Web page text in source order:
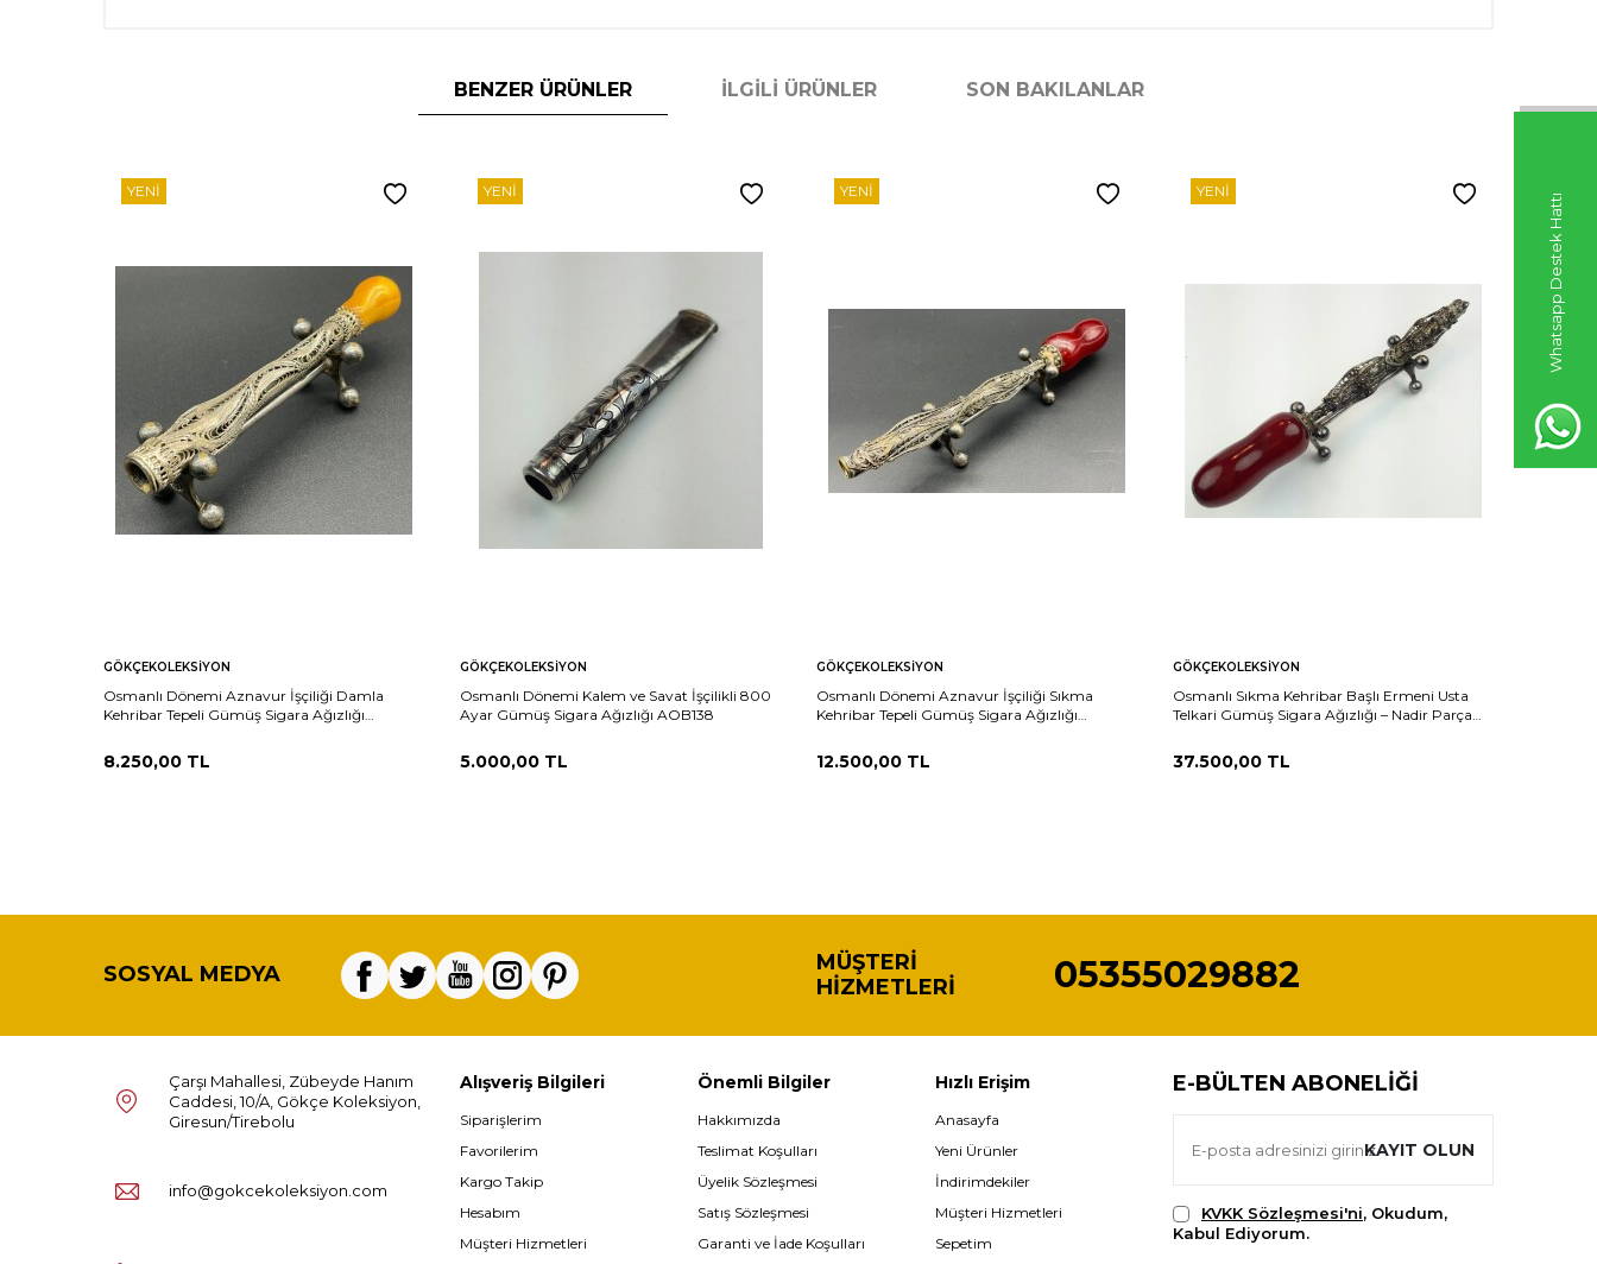
Whatsapp Destek Hattı
BENZER ÜRÜNLER İLGILI ÜRÜNLER SON BAKILANLAR
YENI
GÖKÇEKOLEKSIYON
Osmanlı Dönemi Aznavur İşçiliği Damla
Kehribar Tepeli Gümüş Sigara Ağızlığı
8.250,00 TL
YENI
GÖKÇEKOLEKSIYON
Osmanlı Dönemi Kalem ve Savat İşçilikli 800
Ayar Gümüş Sigara Ağızlığı AOB138
5.000,00 TL
YENI
GÖKÇEKOLEKSIYON
Osmanlı Dönemi Aznavur İşçiliği Sıkma
Kehribar Tepeli Gümüş Sigara Ağızlığı
12.500,00 TL
YENI
GÖKÇEKOLEKSIYON
Osmanlı Sıkma Kehribar Başlı Ermeni Usta
Telkari Gümüş Sigara Ağızlığı – Nadir Parça
37.500,00 TL
YENI
SOSYAL MEDYA
MÜŞTERI
HIZMETLERI
05355029882
Çarşı Mahallesi, Zübeyde Hanım
Caddesi, 10/A, Gökçe Koleksiyon,
Giresun/Tirebolu
info@gokcekoleksiyon.com
Alışveriş Bilgileri
Siparişlerim
Favorilerim
Kargo Takip
Hesabım
Müşteri Hizmetleri
Önemli Bilgiler
Hakkımızda
Teslimat Koşulları
Üyelik Sözleşmesi
Satış Sözleşmesi
Garanti ve İade Koşulları
Hızlı Erişim
Anasayfa
Yeni Ürünler
İndirimdekiler
Müşteri Hizmetleri
Sepetim
E-BÜLTEN ABONELIĞI
KAYIT OLUN
KVKK Sözleşmesi'ni, Okudum,
Kabul Ediyorum.